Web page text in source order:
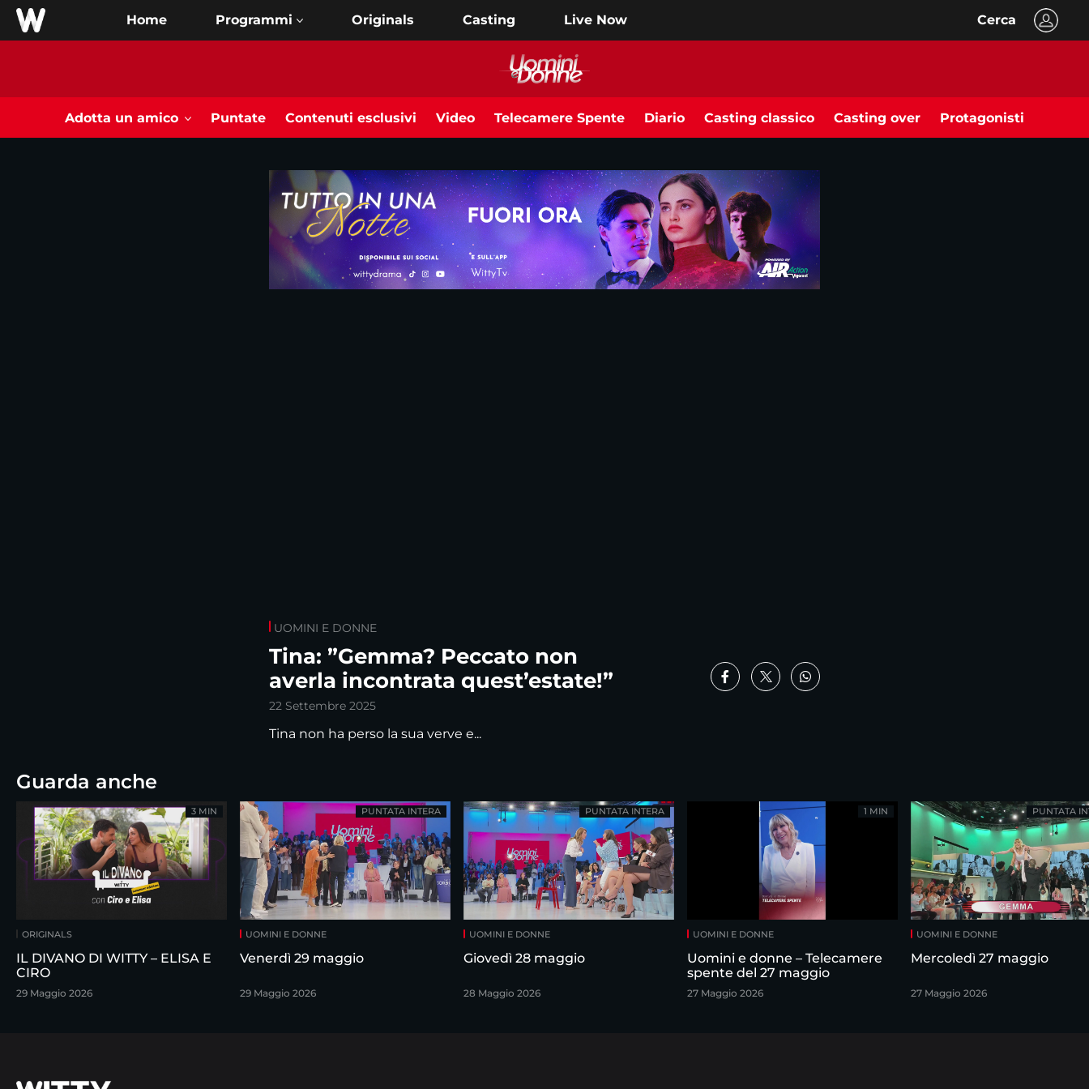
Home Originals Casting Live Now Cerca
Adotta un amico Puntate Contenuti esclusivi Video Telecamere Spente Diario Casting classico Casting over Protagonisti
UOMINI E DONNE
Tina: ”Gemma? Peccato non
averla incontrata quest’estate!”
22 Settembre 2025
Tina non ha perso la sua verve e...
Guarda anche
ORIGINALS
IL DIVANO DI WITTY – ELISA E
CIRO
29 Maggio 2026
3 MIN
UOMINI E DONNE
Venerdì 29 maggio
29 Maggio 2026
PUNTATA INTERA
UOMINI E DONNE
Giovedì 28 maggio
28 Maggio 2026
PUNTATA INTERA
UOMINI E DONNE
Uomini e donne – Telecamere
spente del 27 maggio
27 Maggio 2026
1 MIN
UOMINI E DONNE
Mercoledì 27 maggio
27 Maggio 2026
PUNTATA